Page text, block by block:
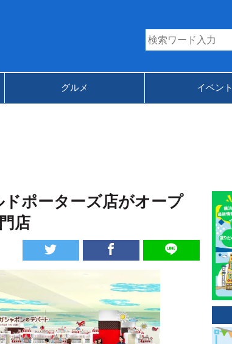
グルメ イベント
ポーターズ店がオープ
店